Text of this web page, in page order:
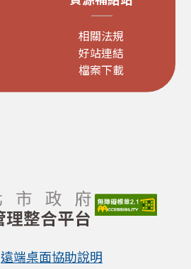
相關法規
好站連結
檔案下載
遠端桌面協助說明